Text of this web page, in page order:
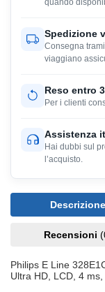
quando
Spedizione
Consegna
viaggiano
Reso entro
Per i clienti
Assistenza
Hai dubbi sul
l’acquisto.
Descrizione
Recensioni
Philips E Line
Ultra HD, LCD, 4